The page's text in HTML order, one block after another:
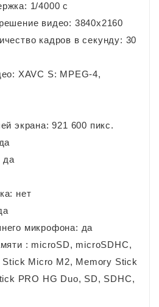
1/4000 c
видео: 3840x2160
кадров в секунду: 30
XAVC S: MPEG-4,
экрана: 921 600 пикс.
да
нет
микрофона: да
: microSD, microSDHC,
Micro M2, Memory Stick
PRO HG Duo, SD, SDHC,